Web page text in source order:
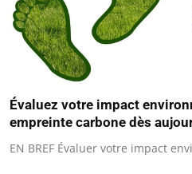
Évaluez votre impact
empreinte carbone dès
EN BREF Évaluer votre impact